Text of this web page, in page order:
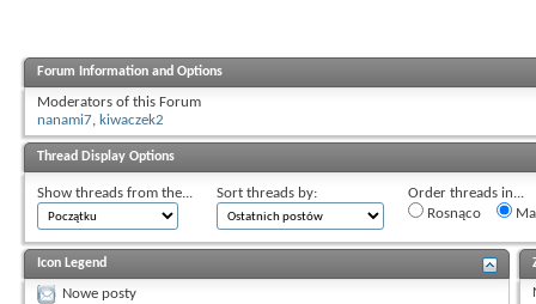
Forum Information and Options
Moderators of this Forum
nanami7, kiwaczek2
Thread Display Options
Show threads from the... Sort threads by:
Order threads in...
Rosnąco
Icon Legend
Nowe posty